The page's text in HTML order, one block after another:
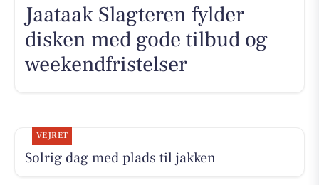
Jaataak Slagteren fylder
disken med gode tilbud og
weekendfristelser
VEJRET
Solrig dag med plads til jakken